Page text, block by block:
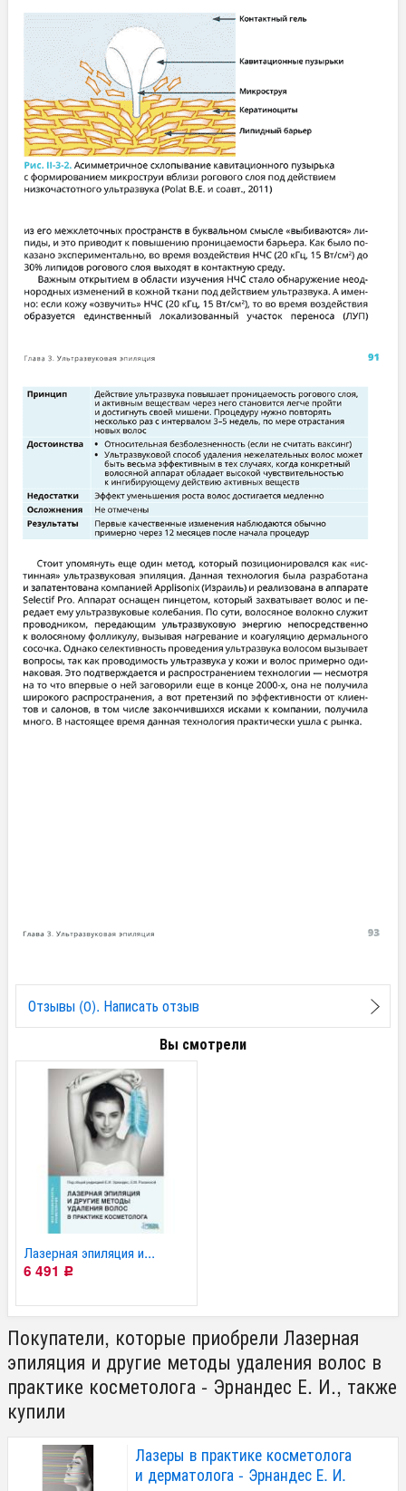
Отзывы (0). Написать отзыв
Вы смотрели
Лазерная эпиляция и...
6 491
Р
Покупатели, которые приобрели Лазерная
эпиляция и другие методы удаления волос в
практике косметолога - Эрнандес Е. И., также
купили
Лазеры в практике косметолога
и дерматолога - Эрнандес Е. И.